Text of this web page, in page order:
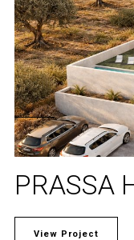
PRASSA
View Project